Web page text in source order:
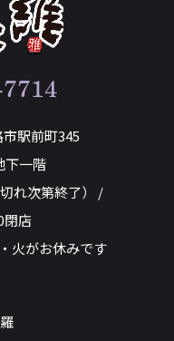
駅前町345
下一階
れ次第終了） /
閉店
火がお休みです